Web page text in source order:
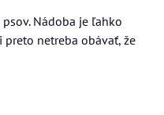
Nádoba je ľahko
netreba obávať, že